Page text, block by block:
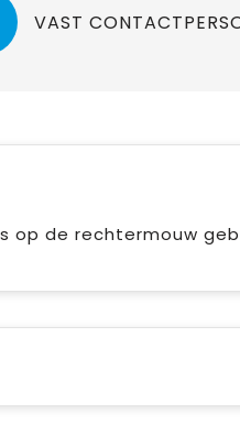
VAST
de rechtermouw